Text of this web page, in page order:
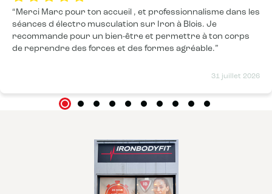
31 juillet 2026
Merci Marc pour ton accueil , et professionnalisme dans les
séances d électro musculation sur Iron à Blois. Je
recommande pour un bien-être et permettre à ton corps
de reprendre des forces et des formes agréable.